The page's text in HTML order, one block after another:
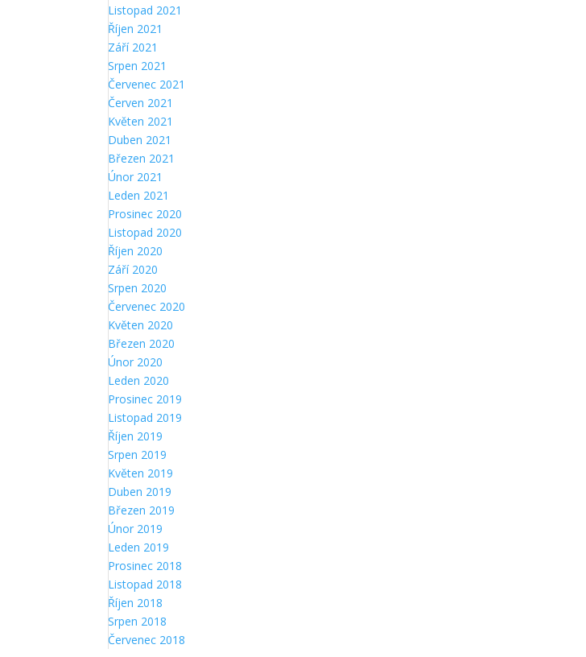
Listopad 2021
Říjen 2021
Září 2021
Srpen 2021
Červenec 2021
Červen 2021
Květen 2021
Duben 2021
Březen 2021
Únor 2021
Leden 2021
Prosinec 2020
Listopad 2020
Říjen 2020
Září 2020
Srpen 2020
Červenec 2020
Květen 2020
Březen 2020
Únor 2020
Leden 2020
Prosinec 2019
Listopad 2019
Říjen 2019
Srpen 2019
Květen 2019
Duben 2019
Březen 2019
Únor 2019
Leden 2019
Prosinec 2018
Listopad 2018
Říjen 2018
Srpen 2018
Červenec 2018